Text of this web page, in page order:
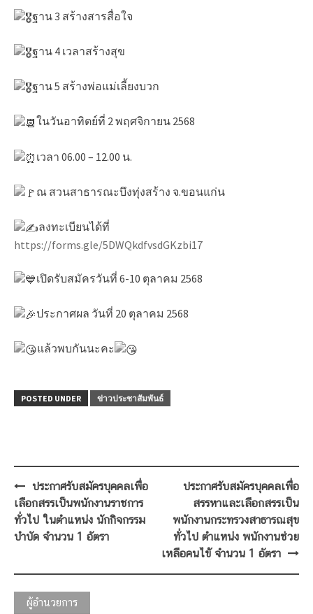
ฐาน 3 สร้างสารสื่อใจ
ฐาน 4 เวลาสร้างสุข
ฐาน 5 สร้างพ่อแม่เลี้ยงบวก
ในวันอาทิตย์ที่ 2 พฤศจิกายน 2568
เวลา 06.00 – 12.00 น.
ณ สวนสาธารณะบึงทุ่งสร้าง จ.ขอนแก่น
ลงทะเบียนได้ที่
https://forms.gle/5DWQkdfvsdGKzbi17
เปิดรับสมัครวันที่ 6-10 ตุลาคม 2568
ประกาศผล วันที่ 20 ตุลาคม 2568
แล้วพบกันนะคะ
POSTED UNDER ข่าวประชาสัมพันธ์
Post
navigation
ประกาศรับสมัครบุคคลเพื่อ
เลือกสรรเป็นพนักงานราชการ
ทั่วไป ในตำแหน่ง นักกิจกรรม
บำบัด จำนวน 1 อัตรา
ประกาศรับสมัครบุคคลเพื่อ
สรรหาและเลือกสรรเป็น
พนักงานกระทรวงสาธารณสุข
ทั่วไป ตำแหน่ง พนักงานช่วย
เหลือคนไข้ จำนวน 1 อัตรา
ผู้อำนวยการ